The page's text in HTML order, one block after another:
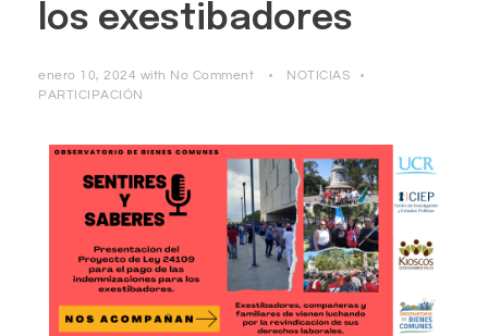
los exestibadores
enero 10, 2024 with No Comment
NOTICIAS
PARTICIPACIÓN